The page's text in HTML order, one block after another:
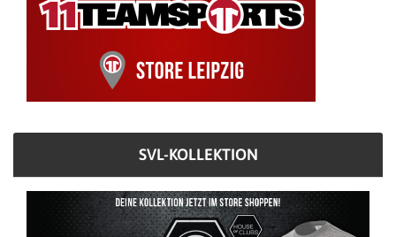
SVL-KOLLEKTION